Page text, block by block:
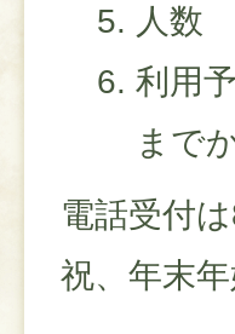
人数
利用
までか
電話受付
祝、年末年